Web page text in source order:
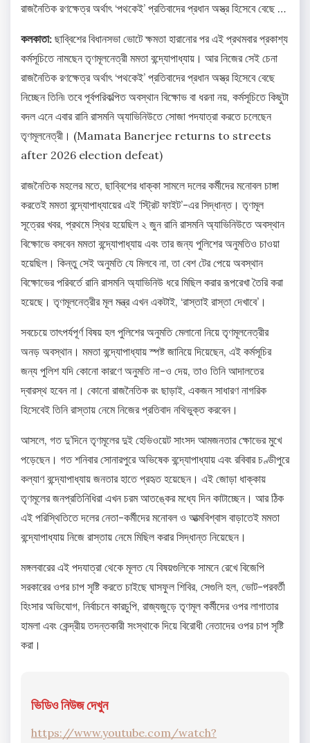
রাজনৈতিক রণক্ষেত্র অর্থাৎ ‘পথকেই’ প্রতিবাদের প্রধান অস্ত্র হিসেবে বেছে …
কলকাতা: ছাব্বিশের বিধানসভা ভোটে ক্ষমতা হারানোর পর এই প্রথমবার প্রকাশ্য
কর্মসূচিতে নামছেন তৃণমূলনেত্রী মমতা বন্দ্যোপাধ্যায়। আর নিজের সেই চেনা
রাজনৈতিক রণক্ষেত্র অর্থাৎ ‘পথকেই’ প্রতিবাদের প্রধান অস্ত্র হিসেবে বেছে
নিচ্ছেন তিনি৷ তবে পূর্বপরিকল্পিত অবস্থান বিক্ষোভ বা ধরনা নয়, কর্মসূচিতে কিছুটা
বদল এনে এবার রানি রাসমনি অ্যাভিনিউতে সোজা পদযাত্রা করতে চলেছেন
তৃণমূলনেত্রী। (Mamata Banerjee returns to streets
after 2026 election defeat)
রাজনৈতিক মহলের মতে, ছাব্বিশের ধাক্কা সামলে দলের কর্মীদের মনোবল চাঙ্গা
করতেই মমতা বন্দ্যোপাধ্যায়ের এই ‘স্ট্রিট ফাইট’-এর সিদ্ধান্ত। তৃণমূল
সূত্রের খবর, প্রথমে স্থির হয়েছিল ২ জুন রানি রাসমনি অ্যাভিনিউতে অবস্থান
বিক্ষোভে বসবেন মমতা বন্দ্যোপাধ্যায় এবং তার জন্য পুলিশের অনুমতিও চাওয়া
হয়েছিল। কিন্তু সেই অনুমতি যে মিলবে না, তা বেশ টের পেয়ে অবস্থান
বিক্ষোভের পরিবর্তে রানি রাসমনি অ্যাভিনিউ ধরে মিছিল করার রূপরেখা তৈরি করা
হয়েছে। তৃণমূলনেত্রীর মূল মন্ত্র এখন একটাই, ‘রাস্তাই রাস্তা দেখাবে’।
সবচেয়ে তাৎপর্যপূর্ণ বিষয় হল পুলিশের অনুমতি মেলানো নিয়ে তৃণমূলনেত্রীর
অনড় অবস্থান। মমতা বন্দ্যোপাধ্যায় স্পষ্ট জানিয়ে দিয়েছেন, এই কর্মসূচির
জন্য পুলিশ যদি কোনো কারণে অনুমতি না-ও দেয়, তাও তিনি আদালতের
দ্বারস্থ হবেন না। কোনো রাজনৈতিক রং ছাড়াই, একজন সাধারণ নাগরিক
হিসেবেই তিনি রাস্তায় নেমে নিজের প্রতিবাদ নথিভুক্ত করবেন।
আসলে, গত দু’দিনে তৃণমূলের দুই হেভিওয়েট সাংসদ আমজনতার ক্ষোভের মুখে
পড়েছেন। গত শনিবার সোনারপুরে অভিষেক বন্দ্যোপাধ্যায় এবং রবিবার চণ্ডীপুরে
কল্যাণ বন্দ্যোপাধ্যায় জনতার হাতে প্রহৃত হয়েছেন। এই জোড়া ধাক্কায়
তৃণমূলের জনপ্রতিনিধিরা এখন চরম আতঙ্কের মধ্যে দিন কাটাচ্ছেন। আর ঠিক
এই পরিস্থিতিতে দলের নেতা-কর্মীদের মনোবল ও আত্মবিশ্বাস বাড়াতেই মমতা
বন্দ্যোপাধ্যায় নিজে রাস্তায় নেমে মিছিল করার সিদ্ধান্ত নিয়েছেন।
মঙ্গলবারের এই পদযাত্রা থেকে মূলত যে বিষয়গুলিকে সামনে রেখে বিজেপি
সরকারের ওপর চাপ সৃষ্টি করতে চাইছে ঘাসফুল শিবির, সেগুলি হল, ভোট-পরবর্তী
হিংসার অভিযোগ, নির্বাচনে কারচুপি, রাজ্যজুড়ে তৃণমূল কর্মীদের ওপর লাগাতার
হামলা এবং কেন্দ্রীয় তদন্তকারী সংস্থাকে দিয়ে বিরোধী নেতাদের ওপর চাপ সৃষ্টি
করা।
ভিডিও নিউজ দেখুন
https://www.youtube.com/watch?